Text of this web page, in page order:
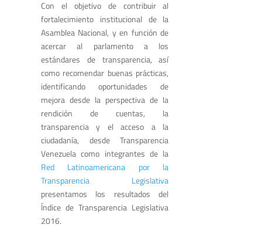
Con el objetivo de contribuir al
fortalecimiento institucional de la
Asamblea Nacional, y en función de
acercar al parlamento a los
estándares de transparencia, así
como recomendar buenas prácticas,
identificando oportunidades de
mejora desde la perspectiva de la
rendición de cuentas, la
transparencia y el acceso a la
ciudadanía, desde Transparencia
Venezuela como integrantes de la
Red Latinoamericana por la
Transparencia Legislativa
presentamos los resultados del
Índice de Transparencia Legislativa
2016.